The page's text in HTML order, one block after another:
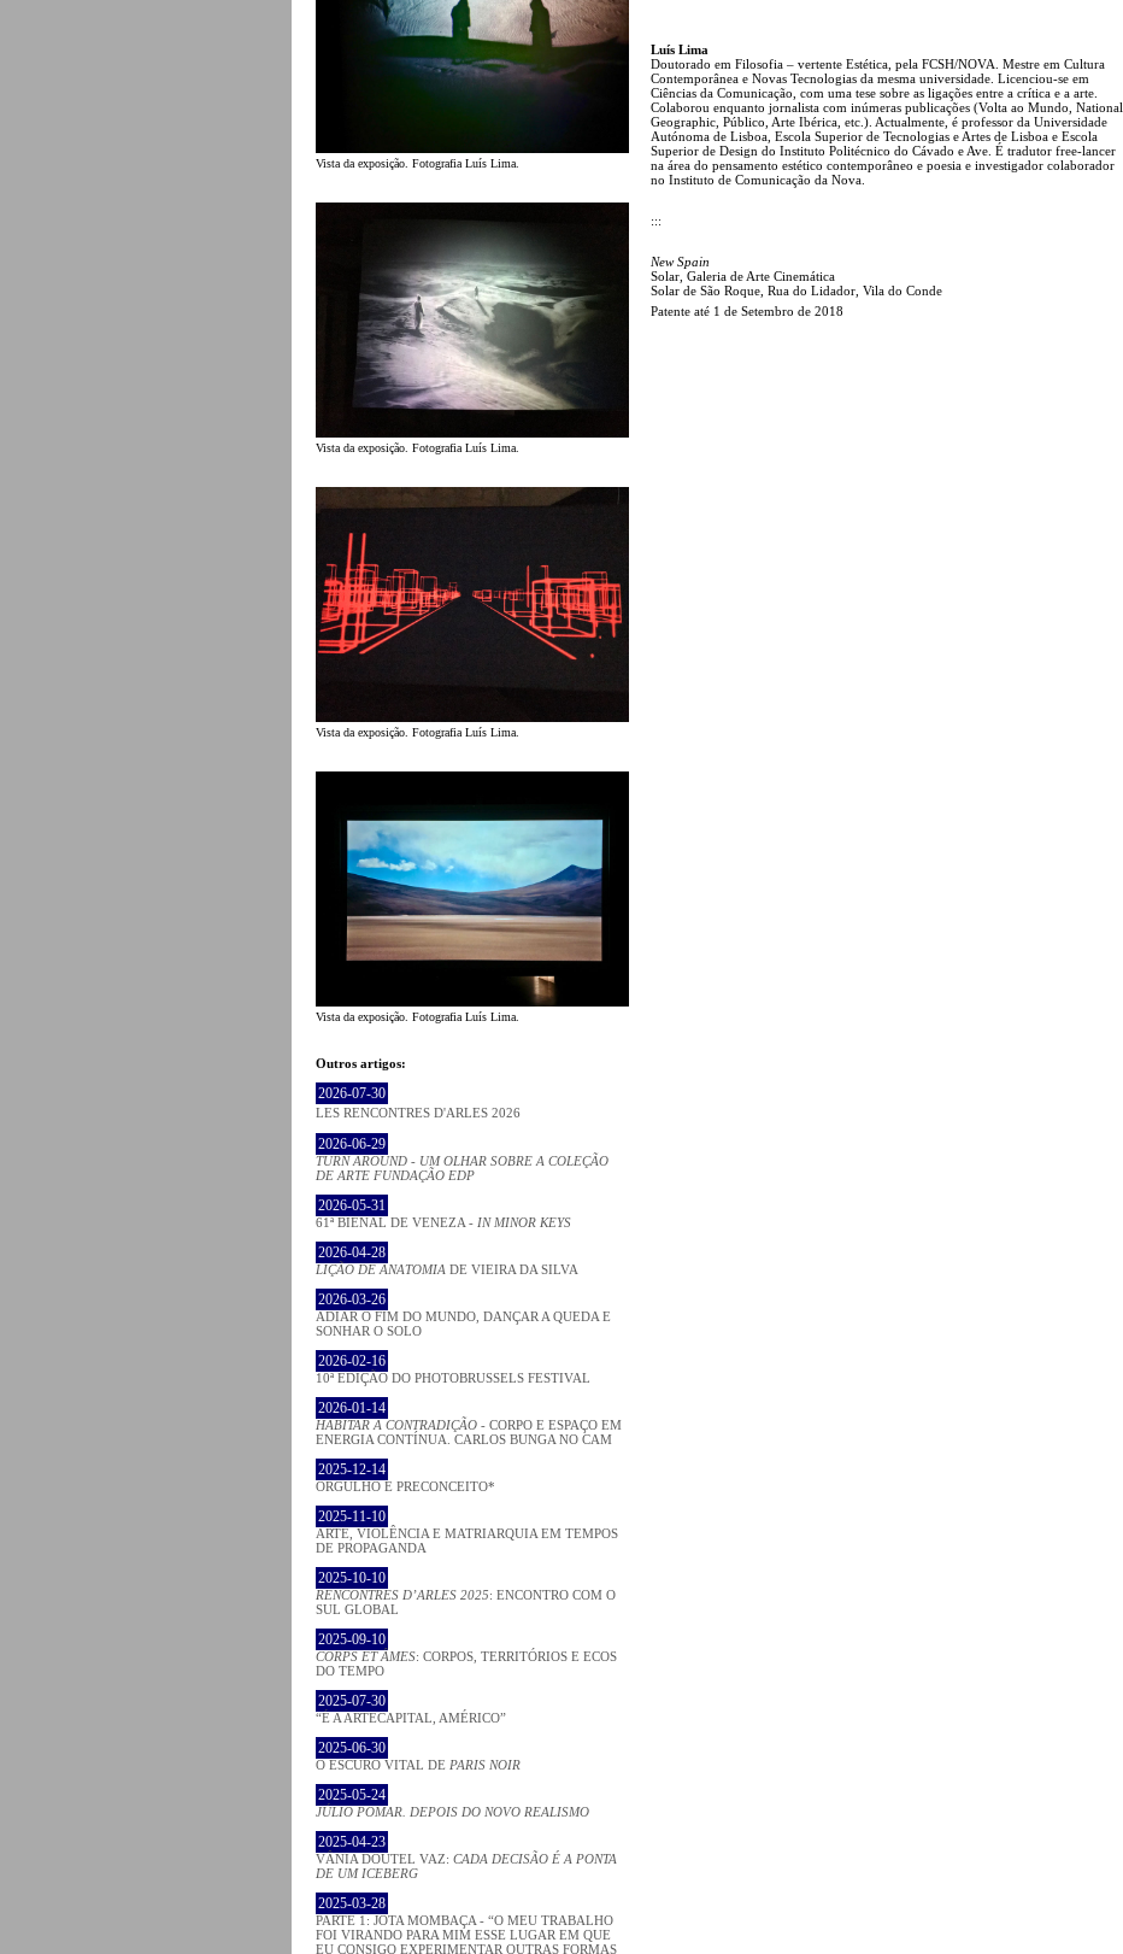
Vista da exposição. Fotografia Luís Lima.
Vista da exposição. Fotografia Luís Lima.
Vista da exposição. Fotografia Luís Lima.
Vista da exposição. Fotografia Luís Lima.
Outros artigos:
2026-07-30
LES RENCONTRES D'ARLES 2026
2026-06-29
TURN AROUND - UM OLHAR SOBRE A COLEÇÃO
DE ARTE FUNDAÇÃO EDP
2026-05-31
61ª BIENAL DE VENEZA - IN MINOR KEYS
2026-04-28
LIÇÃO DE ANATOMIA DE VIEIRA DA SILVA
2026-03-26
ADIAR O FIM DO MUNDO, DANÇAR A QUEDA E
SONHAR O SOLO
2026-02-16
10ª EDIÇÃO DO PHOTOBRUSSELS FESTIVAL
2026-01-14
HABITAR A CONTRADIÇÃO - CORPO E ESPAÇO EM
ENERGIA CONTÍNUA. CARLOS BUNGA NO CAM
2025-12-14
ORGULHO E PRECONCEITO*
2025-11-10
ARTE, VIOLÊNCIA E MATRIARQUIA EM TEMPOS
DE PROPAGANDA
2025-10-10
RENCONTRES D’ARLES 2025: ENCONTRO COM O
SUL GLOBAL
2025-09-10
CORPS ET ÂMES: CORPOS, TERRITÓRIOS E ECOS
DO TEMPO
2025-07-30
“É A ARTECAPITAL, AMÉRICO”
2025-06-30
O ESCURO VITAL DE PARIS NOIR
2025-05-24
JÚLIO POMAR. DEPOIS DO NOVO REALISMO
2025-04-23
VÂNIA DOUTEL VAZ: CADA DECISÃO É A PONTA
DE UM ICEBERG
2025-03-28
PARTE 1: JOTA MOMBAÇA - “O MEU TRABALHO
FOI VIRANDO PARA MIM ESSE LUGAR EM QUE
EU CONSIGO EXPERIMENTAR OUTRAS FORMAS
Luís Lima
Doutorado em Filosofia – vertente Estética, pela FCSH/NOVA. Mestre em Cultura
Contemporânea e Novas Tecnologias da mesma universidade. Licenciou-se em
Ciências da Comunicação, com uma tese sobre as ligações entre a crítica e a arte.
Colaborou enquanto jornalista com inúmeras publicações (Volta ao Mundo, National
Geographic, Público, Arte Ibérica, etc.). Actualmente, é professor da Universidade
Autónoma de Lisboa, Escola Superior de Tecnologias e Artes de Lisboa e Escola
Superior de Design do Instituto Politécnico do Cávado e Ave. É tradutor free-lancer
na área do pensamento estético contemporâneo e poesia e investigador colaborador
no Instituto de Comunicação da Nova.
:::
New Spain
Solar, Galeria de Arte Cinemática
Solar de São Roque, Rua do Lidador, Vila do Conde
Patente até 1 de Setembro de 2018